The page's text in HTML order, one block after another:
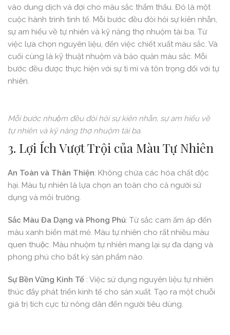
vào dung dịch và đợi cho màu sắc thẩm thấu. Đó là một
cuộc hành trình tinh tế. Mỗi bước đều đòi hỏi sự kiên nhẫn,
sự am hiểu về tự nhiên và kỹ năng thợ nhuộm tài ba. Từ
việc lựa chọn nguyên liệu, đến việc chiết xuất màu sắc. Và
cuối cùng là kỹ thuật nhuộm và bảo quản màu sắc. Mỗi
bước đều được thực hiện với sự tỉ mỉ và tôn trọng đối với tự
nhiên.
Mỗi bước nhuộm đều đòi hỏi sự kiên nhẫn, sự am hiểu về
tự nhiên và kỹ năng thợ nhuộm tài ba.
3. Lợi Ích Vượt Trội của Màu Tự Nhiên
An Toàn và Thân Thiện: Không chứa các hóa chất độc
hại. Màu tự nhiên là lựa chọn an toàn cho cả người sử
dụng và môi trường.
Sắc Màu Đa Dạng và Phong Phú: Từ sắc cam ấm áp đến
màu xanh biển mát mẻ. Màu tự nhiên cho rất nhiều màu
quen thuộc. Màu nhuộm tự nhiên mang lại sự đa dạng và
phong phú cho bất kỳ sản phẩm nào.
Sự Bền Vững Kinh Tế : Việc sử dụng nguyên liệu tự nhiên
thúc đẩy phát triển kinh tế cho sản xuất. Tạo ra một chuỗi
giá trị tích cực từ nông dân đến người tiêu dùng.